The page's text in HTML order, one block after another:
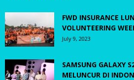
FWD INSURANCE
VOLUNTEERING
July 9, 2023
SAMSUNG GALAXY
MELUNCUR DI